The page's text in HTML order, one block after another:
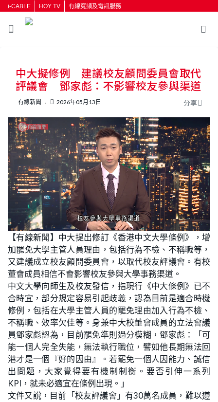
i-CABLE HOY TV 有線寬頻及電訊服務
按輸入鍵開始搜尋
中大擬修例 建議校友顧問委員會取代
評議會 鄧家彪：不影響校友參與渠道
有線新聞 2026年05月13日 分享
U
n
m
t
e
L
o
a
d
e
d
:
1
6
7
7
%
【有線新聞】中大提出修訂《香港中文大學條例》，增
加罷免大學主管人員理由，包括行為不檢、不稱職等，
又建議成立校友顧問委員會，以取代校友評議會。有校
董會成員相信不會影響校友參與大學事務渠道。
中文大學向師生及校友發信，指現行《中大條例》已不
合時宜，部分規定容易引起歧義，認為目前是適合時機
修例，包括在大學主管人員的罷免理由加入行為不檢、
不稱職、效率欠佳等。身兼中大校董會成員的立法會議
員鄧家彪認為，目前罷免準則過分模糊，鄧家彪：「可
能一個人完全失能，無法執行職位，譬如他長期無法回
港才是一個『好的因由』。若罷免一個人因能力、誠信
出問題，大家覺得要有機制制衡。要否引伸一系列
KPI，就未必適宜在條例出現。」
文件又說，目前「校友評議會」有30萬名成員，難以遵